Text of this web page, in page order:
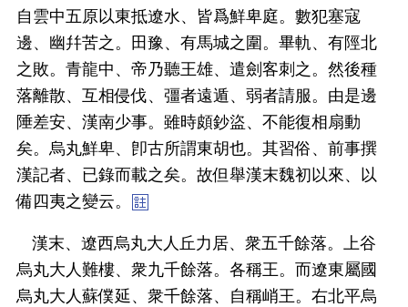
自雲中五原以東抵遼水、皆爲鮮卑庭。數犯塞寇
邊、幽幷苦之。田豫、有馬城之圍。畢軌、有陘北
之敗。青龍中、帝乃聽王雄、遣劍客刺之。然後種
落離散、互相侵伐、彊者遠遁、弱者請服。由是邊
陲差安、漢南少事。雖時頗鈔盜、不能復相扇動
矣。烏丸鮮卑、卽古所謂東胡也。其習俗、前事撰
漢記者、已錄而載之矣。故但舉漢末魏初以來、以
備四夷之變云。
漢末、遼西烏丸大人丘力居、衆五千餘落。上谷
烏丸大人難樓、衆九千餘落。各稱王。而遼東屬國
烏丸大人蘇僕延、衆千餘落、自稱峭王。右北平烏